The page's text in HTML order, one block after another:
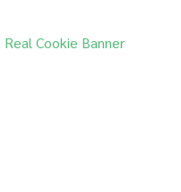
Cookie Banner